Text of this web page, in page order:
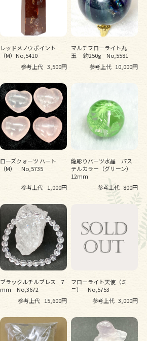
レッドメノウポイント
（M）No,5410
参考上代 3,500円
マルチフローライト丸
玉 約250g No,5581
参考上代 10,000円
ローズクォーツ ハート
（M） No,5735
参考上代 1,000円
龍彫りパーツ水晶 パス
テルカラー（グリーン）
12ｍｍ
参考上代 800円
ブラックルチルブレス 7
ｍｍ No,3672
参考上代 15,600円
フローライト天使（ミ
ニ） No,5753
参考上代 3,000円